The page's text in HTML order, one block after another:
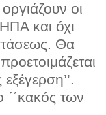
οι
και όχι
Θα
΄΄κακός των